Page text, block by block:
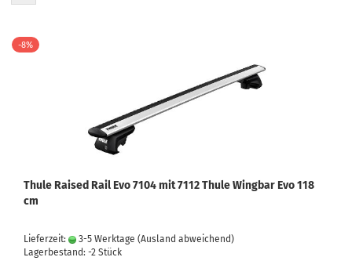
-8%
Thule Raised Rail Evo 7104 mit 7112 Thule Wingbar Evo 118
cm
Lieferzeit: 3-5 Werktage (Ausland abweichend)
Lagerbestand: -2 Stück